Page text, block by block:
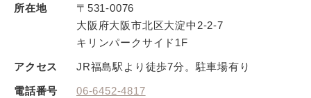
所在地
〒531-0076
大阪府大阪市北区大淀中2-2-7
キリンパークサイド1F
アクセス JR福島駅より徒歩7分。 駐車場有り
電話番号 06-6452-4817